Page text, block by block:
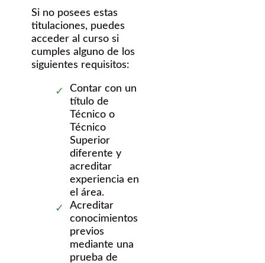
Si no posees estas
titulaciones, puedes
acceder al curso si
cumples alguno de los
siguientes requisitos:
Contar con un
título de
Técnico o
Técnico
Superior
diferente y
acreditar
experiencia en
el área.
Acreditar
conocimientos
previos
mediante una
prueba de